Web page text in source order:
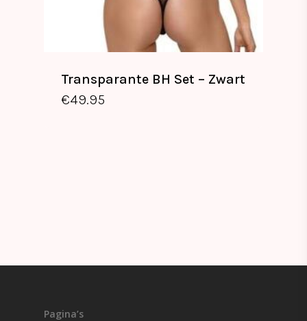
Transparante BH Set – Zwart
€49.95
Pagina’s